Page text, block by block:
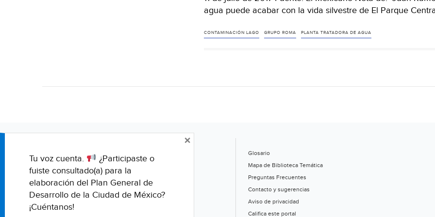
agua puede acabar con la vida silvestre de El Parque
CONTAMINACIÓN LAGO GRUPO ROMA PLANTA TRATADORA DE AGUA
Glosario
Mapa de Biblioteca Temática
Preguntas Frecuentes
Contacto y sugerencias
Aviso de privacidad
Califica este portal
Tu voz cuenta.
¿Participaste o
fuiste consultado(a) para la
elaboración del Plan General de
Desarrollo de la Ciudad de México?
¡Cuéntanos!
×